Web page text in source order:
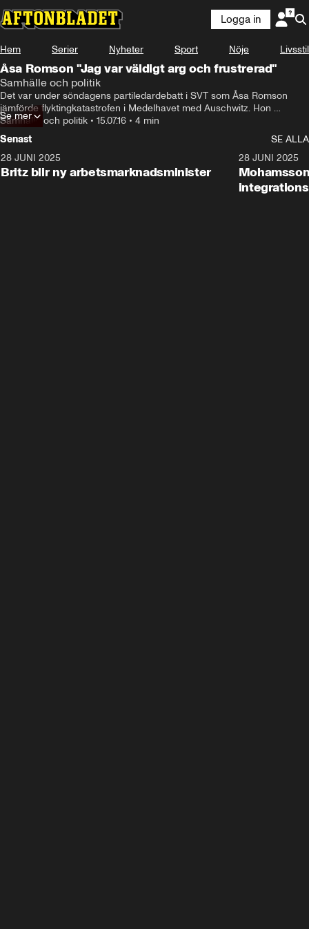
Logga in
Hem Serier Nyheter Sport Nöje Livsstil
Åsa Romson "Jag var väldigt arg och frustrerad"
Samhälle och politik
Det var under söndagens partiledardebatt i SVT som Åsa Romson
jämförde flyktingkatastrofen i Medelhavet med Auschwitz. Hon
använde även det nedsättande ordet zigenare för det romska folket.
Samhälle och politik • 15.07.16 • 4 min
Se mer
Senast
SE ALLA
28 JUNI 2025
Britz blir ny arbetsmarknadsminister
28 JUNI 2025